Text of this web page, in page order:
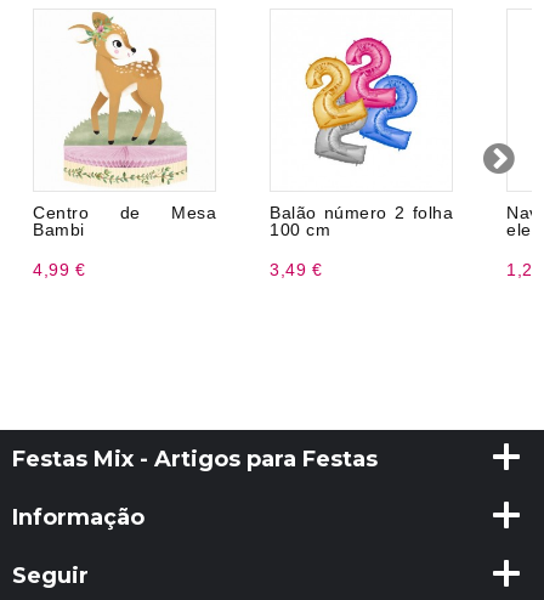
Centro de Mesa
Bambi
4,99 €
Balão número 2 folha
100 cm
3,49 €
Festas Mix - Artigos para Festas
Informação
Seguir